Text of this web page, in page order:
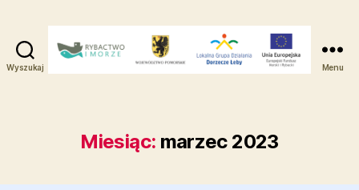
Wyszukaj
-
Dorzecze
Menu
Miesiąc: marzec 2023